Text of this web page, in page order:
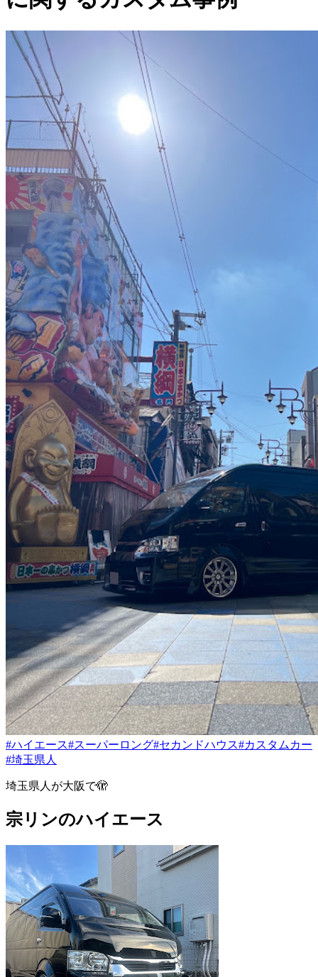
#ハイエース#スーパーロング#セカンドハウス#カスタムカー
#埼玉県人
埼玉県人が大阪で🫣
宗リンのハイエース